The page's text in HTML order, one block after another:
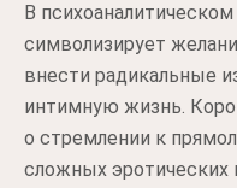
В
символизирует
внести радикальные
интимную жизнь.
о стремлении к
сложных эротических